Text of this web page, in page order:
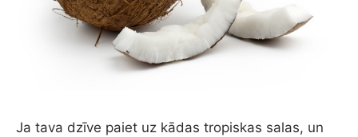
Ja tava dzīve paiet uz kādas tropiskas salas, un